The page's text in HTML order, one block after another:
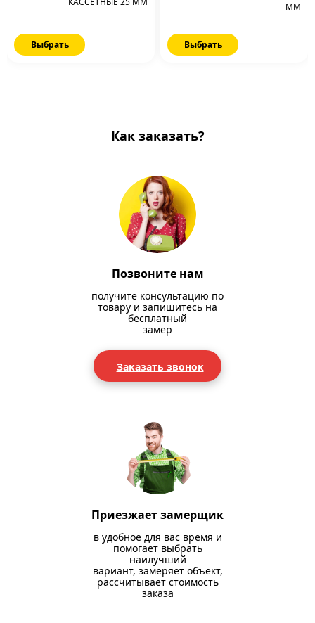
Выбрать
ММ
Выбрать
Как заказать?
Позвоните нам
получите консультацию по
товару и запишитесь на
бесплатный
замер
Заказать звонок
Приезжает замерщик
в удобное для вас время и
помогает выбрать
наилучший
вариант, замеряет объект,
рассчитывает стоимость
заказа